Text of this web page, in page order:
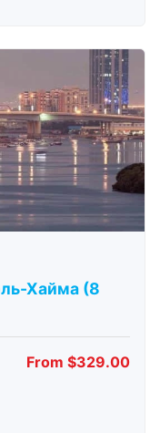
Хайма (8
From $329.00